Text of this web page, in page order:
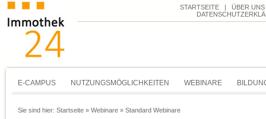
STARTSEITE |
ÜBER UNS
E-CAMPUS NUTZUNGSMÖGLICHKEITEN WEBINARE
Sie sind hier: Startseite » Webinare » Standard Webinare